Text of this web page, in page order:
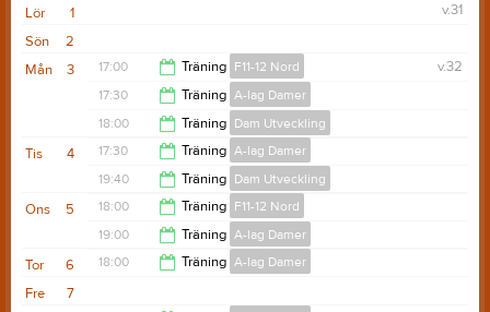
1
Lör
v.31
2
Sön
3
Mån v.32
17:00 Träning F11-12 Nord
18:30
17:30 Träning A-lag Damer
19:00
18:00 Träning Dam Utveckling
19:00
4
Tis 17:30 Träning A-lag Damer
19:00
19:40 Träning Dam Utveckling
21:00
5
Ons 18:00 Träning F11-12 Nord
19:30
19:00 Träning A-lag Damer
6
Tor 18:00 Träning A-lag Damer
7
Fre